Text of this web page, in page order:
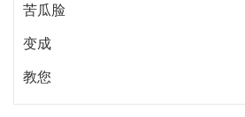
苦瓜脸
变成
教您